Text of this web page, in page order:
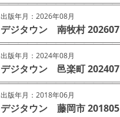
出版年月：2026年08月
デジタウン 南牧村 202607
出版年月：2024年08月
デジタウン 邑楽町 202407
出版年月：2018年06月
デジタウン 藤岡市 201805